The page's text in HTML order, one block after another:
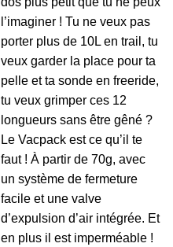
l’imaginer ! Tu ne veux pas
porter plus de 10L en trail, tu
veux garder la place pour ta
pelle et ta sonde en freeride,
tu veux grimper ces 12
longueurs sans être gêné ?
Le Vacpack est ce qu’il te
faut ! À partir de 70g, avec
un système de fermeture
facile et une valve
d’expulsion d’air intégrée. Et
en plus il est imperméable !